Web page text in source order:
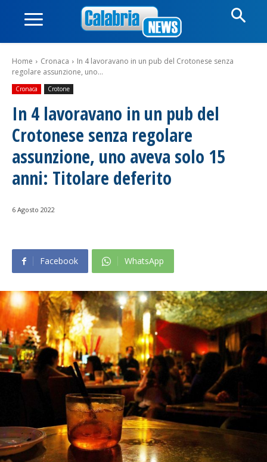
Home Cronaca
In 4 lavoravano in un pub del Crotonese senza
regolare assunzione, uno...
Cronaca Crotone
In 4 lavoravano in un pub del
Crotonese senza regolare
assunzione, uno aveva solo 15
anni: Titolare deferito
6 Agosto 2022
Facebook WhatsApp